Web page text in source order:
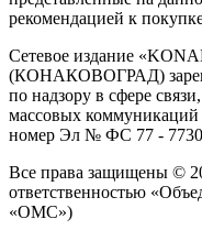
рекомендацией к
Сетевое издание
(КОНАКОВОГРАД)
по надзору в сфере
массовых коммуникаций
номер Эл № ФС 77 -
Все права защищены ©
ответственностью
«ОМС»)